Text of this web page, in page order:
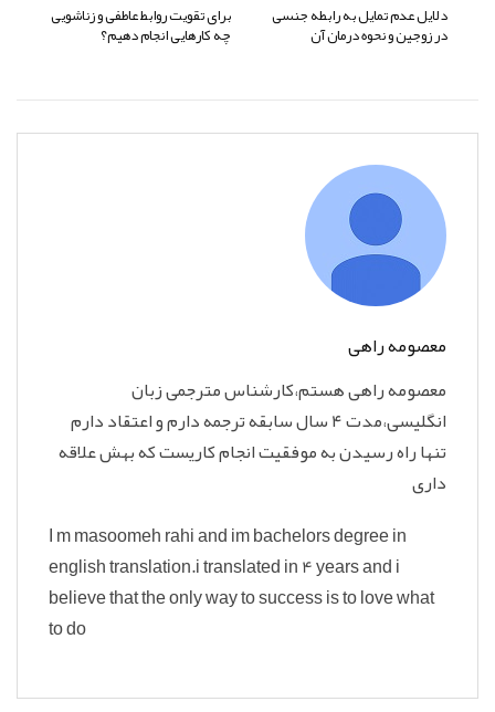
دلایل عدم تمایل به رابطه جنسی
در زوجین و نحوه درمان آن
برای تقویت روابط عاطفی و زناشویی
چه کارهایی انجام دهیم؟
معصومه راهی
معصومه راهی هستم،کارشناس مترجمی زبان
انگلیسی،مدت ۴ سال سابقه ترجمه دارم و اعتقاد دارم
تنها راه رسیدن به موفقیت انجام کاریست که بهش علاقه
داری
I m masoomeh rahi and im bachelors degree in
english translation.i translated in 4 years and i
believe that the only way to success is to love what
to do